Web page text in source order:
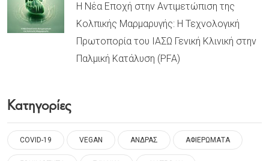
Η Νέα Εποχή στην Αντιμετώπιση της
Κολπικής Μαρμαρυγής: Η Τεχνολογική
Πρωτοπορία του ΙΑΣΩ Γενική Κλινική στην
Παλμική Κατάλυση (PFA)
Κατηγορίες
COVID-19 VEGAN ΑΝΔΡΑΣ ΑΦΙΕΡΩΜΑΤΑ